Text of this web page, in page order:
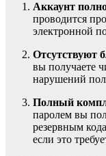
Аккаунт
проводится
электронной
Отсутствуют
вы получаете
нарушений
Полный
паролем вы
резервным
если это